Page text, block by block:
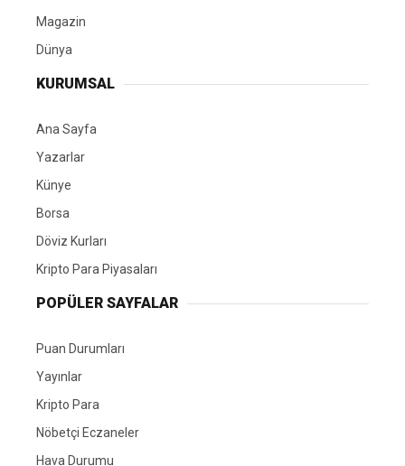
Magazin
Dünya
KURUMSAL
Ana Sayfa
Yazarlar
Künye
Borsa
Döviz Kurları
Kripto Para Piyasaları
POPÜLER SAYFALAR
Puan Durumları
Yayınlar
Kripto Para
Nöbetçi Eczaneler
Hava Durumu